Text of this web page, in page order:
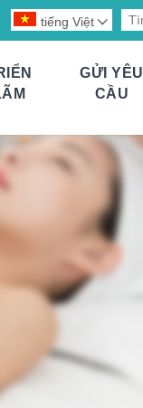
tiếng Việt 
GỬI YÊU
CẦU